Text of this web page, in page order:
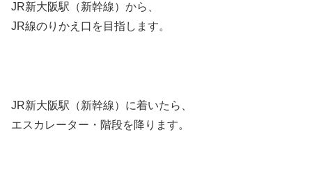
JR新大阪駅（新幹線）から、
JR線のりかえ口を目指します。
JR新大阪駅（新幹線）に着いたら、
エスカレーター・階段を降ります。